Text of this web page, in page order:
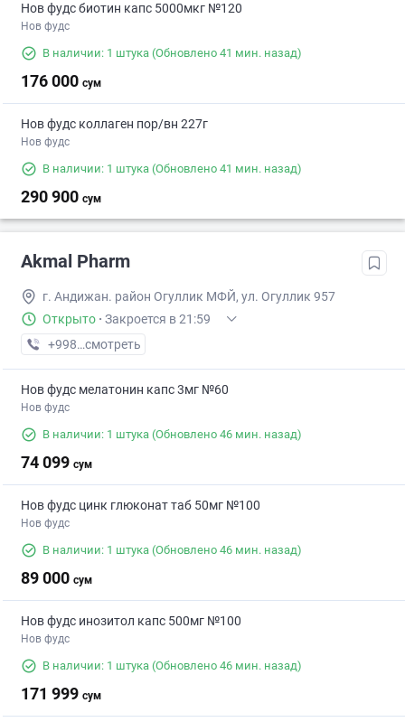
Нов фудс биотин капс 5000мкг №120
Нов фудс
В наличии: 1 штука (Обновлено 41 мин. назад)
176 000 сум
Нов фудс коллаген пор/вн 227г
Нов фудс
В наличии: 1 штука (Обновлено 41 мин. назад)
290 900 сум
Akmal Pharm
г. Андижан. район Огуллик МФЙ, ул. Огуллик 957
Открыто · Закроется в 21:59
+998 (91) XXX-XX-XX
смотреть
Нов фудс мелатонин капс 3мг №60
Нов фудс
В наличии: 1 штука (Обновлено 46 мин. назад)
74 099 сум
Нов фудс цинк глюконат таб 50мг №100
Нов фудс
В наличии: 1 штука (Обновлено 46 мин. назад)
89 000 сум
Нов фудс инозитол капс 500мг №100
Нов фудс
В наличии: 1 штука (Обновлено 46 мин. назад)
171 999 сум